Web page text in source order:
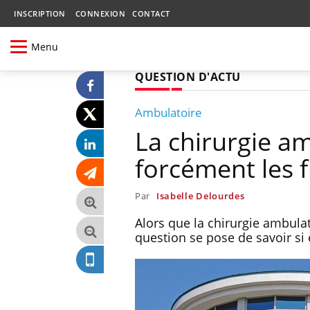
INSCRIPTION CONNEXION CONTACT
Menu
QUESTION D'ACTU
Ambulatoire
La chirurgie
forcément les
Par Isabelle Delourdes
Alors que la chirurgie
question se pose de savoir